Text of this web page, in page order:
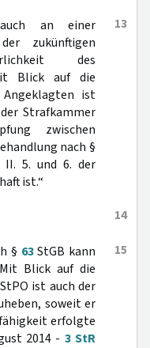
13
an einer
zukünftigen
des
Blick auf die
ist
Strafkammer
zwischen
nach §
5. und 6. der
ist.“
14
15
§ 63StGB kann
Blick auf die
ist auch der
soweit er
erfolgte
2014 - 3 StR